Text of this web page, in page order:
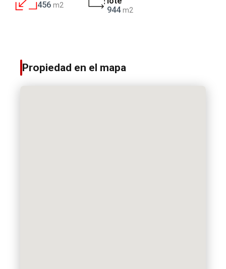
456 m2
944m2
Propiedad en el mapa